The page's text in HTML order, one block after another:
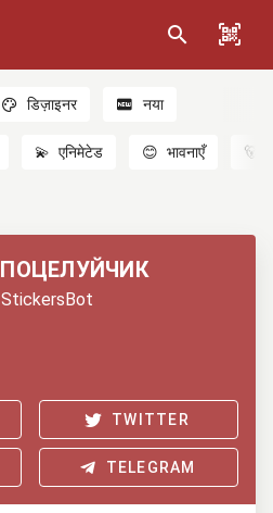
डिज़ाइनर नया
💫 एनिमेटेड 😊 भावनाएँ 🐻
ПОЦЕЛУЙЧИК
StickersBot
TWITTER
TELEGRAM